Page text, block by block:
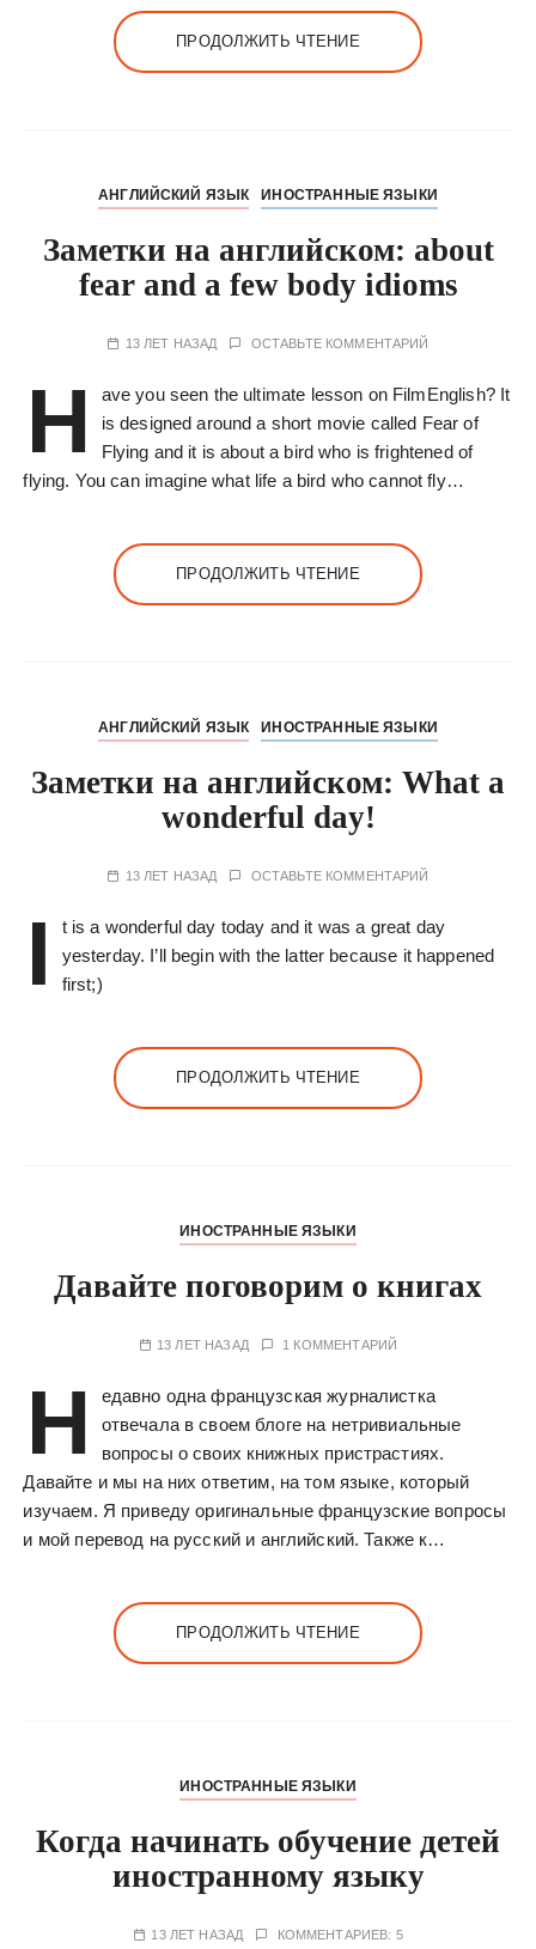
ПРОДОЛЖИТЬ ЧТЕНИЕ
АНГЛИЙСКИЙ ЯЗЫК ИНОСТРАННЫЕ ЯЗЫКИ
Заметки на английском: about
fear and a few body idioms
13 ЛЕТ НАЗАД ОСТАВЬТЕ КОММЕНТАРИЙ
H
ave you seen the ultimate lesson on FilmEnglish? It
is designed around a short movie called Fear of
Flying and it is about a bird who is frightened of
flying. You can imagine what life a bird who cannot fly…
ПРОДОЛЖИТЬ ЧТЕНИЕ
АНГЛИЙСКИЙ ЯЗЫК ИНОСТРАННЫЕ ЯЗЫКИ
Заметки на английском: What a
wonderful day!
13 ЛЕТ НАЗАД ОСТАВЬТЕ КОММЕНТАРИЙ
I
t is a wonderful day today and it was a great day
yesterday. I’ll begin with the latter because it happened
first;)
ПРОДОЛЖИТЬ ЧТЕНИЕ
ИНОСТРАННЫЕ ЯЗЫКИ
Давайте поговорим о книгах
13 ЛЕТ НАЗАД 1 КОММЕНТАРИЙ
Н
едавно одна французская журналистка
отвечала в своем блоге на нетривиальные
вопросы о своих книжных пристрастиях.
Давайте и мы на них ответим, на том языке, который
изучаем. Я приведу оригинальные французские вопросы
и мой перевод на русский и английский. Также к…
ПРОДОЛЖИТЬ ЧТЕНИЕ
ИНОСТРАННЫЕ ЯЗЫКИ
Когда начинать обучение детей
иностранному языку
13 ЛЕТ НАЗАД КОММЕНТАРИЕВ: 5